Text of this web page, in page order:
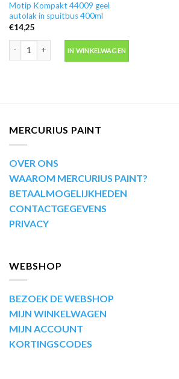
Motip Kompakt 44009 geel
autolak in spuitbus 400ml
€14,25
IN WINKELWAGEN
MERCURIUS PAINT
OVER ONS
WAAROM MERCURIUS PAINT?
BETAALMOGELIJKHEDEN
CONTACTGEGEVENS
PRIVACY
WEBSHOP
BEZOEK DE WEBSHOP
MIJN WINKELWAGEN
MIJN ACCOUNT
KORTINGSCODES